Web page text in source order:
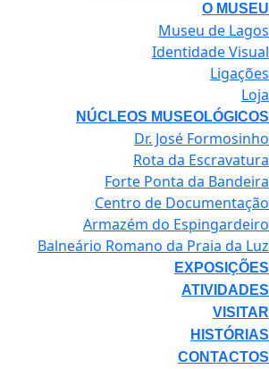
O MUSEU
Museu de Lagos
Identidade Visual
Ligações
Loja
NÚCLEOS MUSEOLÓGICOS
Dr. José Formosinho
Rota da Escravatura
Forte Ponta da Bandeira
Centro de Documentação
Armazém do Espingardeiro
Balneário Romano da Praia da Luz
EXPOSIÇÕES
ATIVIDADES
VISITAR
HISTÓRIAS
CONTACTOS